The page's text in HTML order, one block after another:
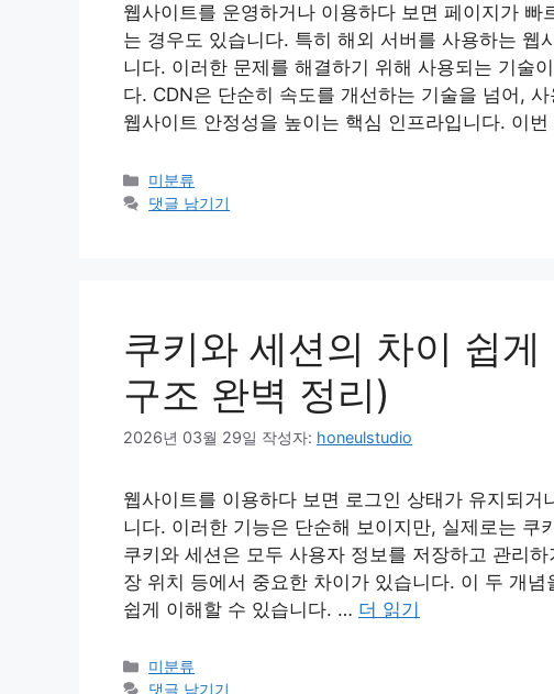
웹사이트를 운영하거나 이용하다 보면 페이지가
는 경우도 있습니다. 특히 해외 서버를 사용하는 웹
니다. 이러한 문제를 해결하기 위해 사용되는 기
다. CDN은 단순히 속도를 개선하는 기술을 넘어,
웹사이트 안정성을 높이는 핵심 인프라입니다. 이
카
테
미분류
댓글 남기기
쿠키와 세션의 차이 쉽
구조 완벽 정리)
2026년 03월 29일 작성자: honeulstudio
웹사이트를 이용하다 보면 로그인 상태가 유지되
니다. 이러한 기능은 단순해 보이지만, 실제로는 쿠
쿠키와 세션은 모두 사용자 정보를 저장하고 관리
장 위치 등에서 중요한 차이가 있습니다. 이 두 개
쉽게 이해할 수 있습니다. … 더 읽기
카
테
미분류
댓글 남기기